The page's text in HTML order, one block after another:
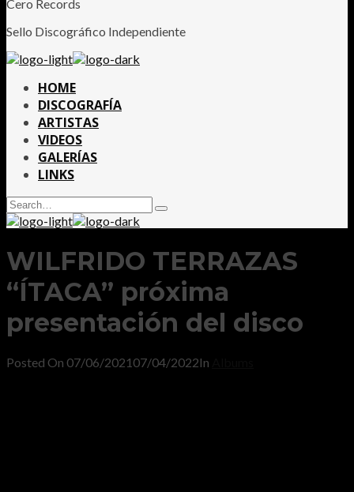
Cero Records
Sello Discográfico Independiente
HOME
DISCOGRAFÍA
ARTISTAS
VIDEOS
GALERÍAS
LINKS
Search
for:
Type
and
enter
WILFRIDO TERRAZAS
“ÍTACA” próxima
presentación del disco
Posted On 07/06/2021 07/04/2022In